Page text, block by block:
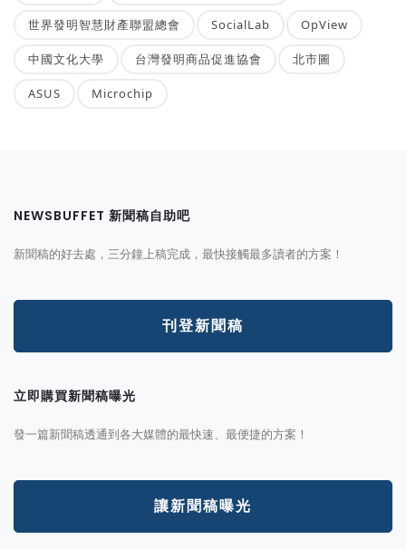
世界發明智慧財產聯盟總會 SocialLab OpView
中國文化大學 台灣發明商品促進協會 北市圖
ASUS Microchip
NEWSBUFFET 新聞稿自助吧
新聞稿的好去處，三分鐘上稿完成，最快接觸最多讀者的方案！
刊登新聞稿
立即購買新聞稿曝光
發一篇新聞稿透通到各大媒體的最快速、最便捷的方案！
讓新聞稿曝光